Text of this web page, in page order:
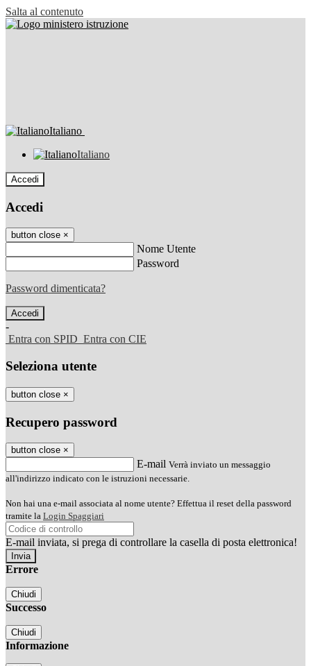
Salta al contenuto
Italiano
Italiano
Accedi
Accedi
button close ×
Nome Utente
Password
Password dimenticata?
-
Entra con SPID Entra con CIE
Seleziona utente
button close ×
Recupero password
button close ×
E-mail Verrà inviato un messaggio
all'indirizzo indicato con le istruzioni necessarie.
Non hai una e-mail associata al nome utente? Effettua il reset della password
tramite la Login Spaggiari
E-mail inviata, si prega di controllare la casella di posta elettronica!
Errore
Chiudi
Successo
Chiudi
Informazione